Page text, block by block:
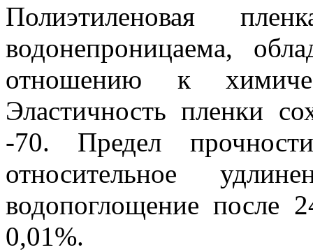
Полиэтиленовая
водонепроницаема,
отношению к
Эластичность пленки
-70. Предел
относительное
водопоглощение после
0,01%.